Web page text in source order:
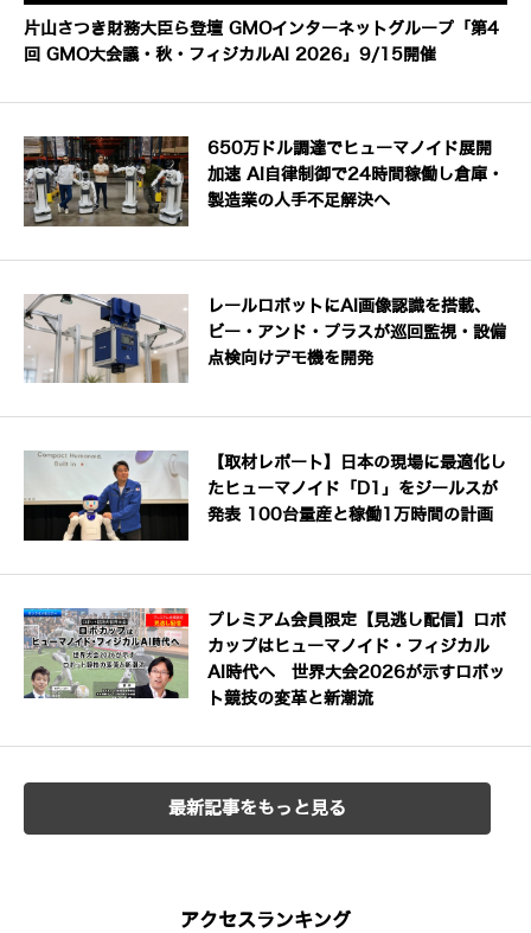
片山さつき財務大臣ら登壇 GMOインターネットグループ「第4
回 GMO大会議・秋・フィジカルAI 2026」9/15開催
650万ドル調達でヒューマノイド展開
加速 AI自律制御で24時間稼働し倉庫・
製造業の人手不足解決へ
レールロボットにAI画像認識を搭載、
ビー・アンド・プラスが巡回監視・設備
点検向けデモ機を開発
【取材レポート】日本の現場に最適化し
たヒューマノイド「D1」をジールスが
発表 100台量産と稼働1万時間の計画
プレミアム会員限定【見逃し配信】ロボ
カップはヒューマノイド・フィジカル
AI時代へ 世界大会2026が示すロボッ
ト競技の変革と新潮流
最新記事をもっと見る
アクセスランキング